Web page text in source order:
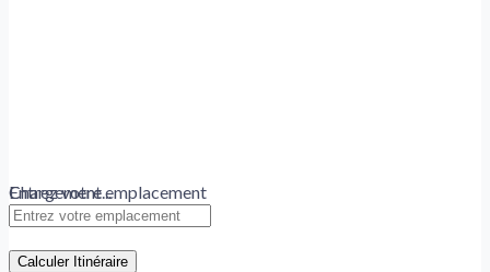
Chargement...
Entrez votre emplacement
Calculer Itinéraire